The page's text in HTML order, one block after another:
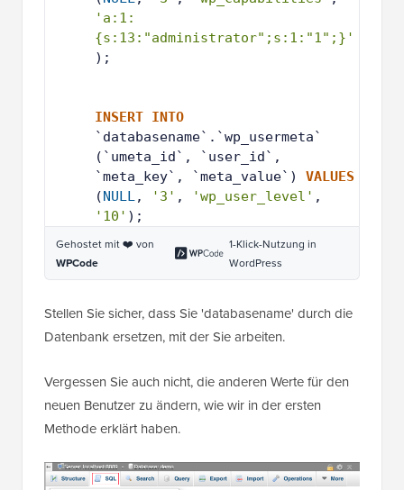
'a:1:
{s:13:"administrator";s:1:"1";}'
);
INSERT INTO
`databasename`.`wp_usermeta`
(`umeta_id`, `user_id`,
`meta_key`, `meta_value`) VALUES
(NULL, '3' , 'wp_user_level'
'10' );
Gehostet mit ❤️ von
WPCode
1-Klick-Nutzung in
WordPress
Stellen Sie sicher, dass Sie 'databasename' durch die
Vergessen Sie auch nicht, die anderen Werte für den
neuen Benutzer zu ändern, wie wir in der ersten